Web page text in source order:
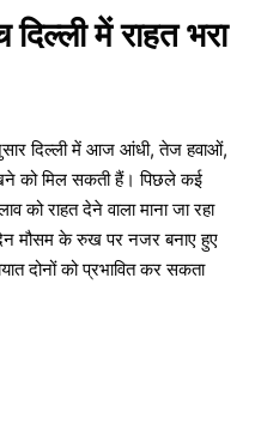
में राहत भरा
दिल्ली में आज आंधी, तेज हवाओं,
को मिल सकती हैं। पिछले कई
को राहत देने वाला माना जा रहा
मौसम के रुख पर नजर बनाए हुए
दोनों को प्रभावित कर सकता